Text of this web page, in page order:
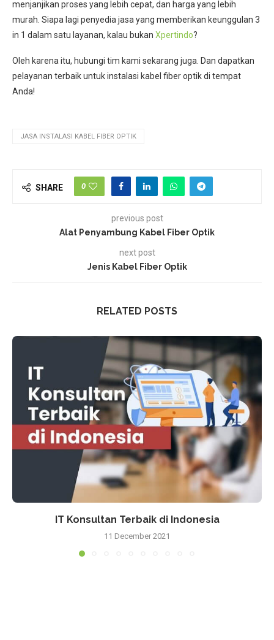
menjanjikan proses yang lebih cepat, dan harga yang lebih
murah. Siapa lagi penyedia jasa yang memberikan keunggulan 3
in 1 dalam satu layanan, kalau bukan Xpertindo?
Oleh karena itu, hubungi tim kami sekarang juga. Dan dapatkan
pelayanan terbaik untuk instalasi kabel fiber optik di tempat
Anda!
JASA INSTALASI KABEL FIBER OPTIK
SHARE 0
previous post
Alat Penyambung Kabel Fiber Optik
next post
Jenis Kabel Fiber Optik
RELATED POSTS
IT Konsultan Terbaik di Indonesia
11 December 2021